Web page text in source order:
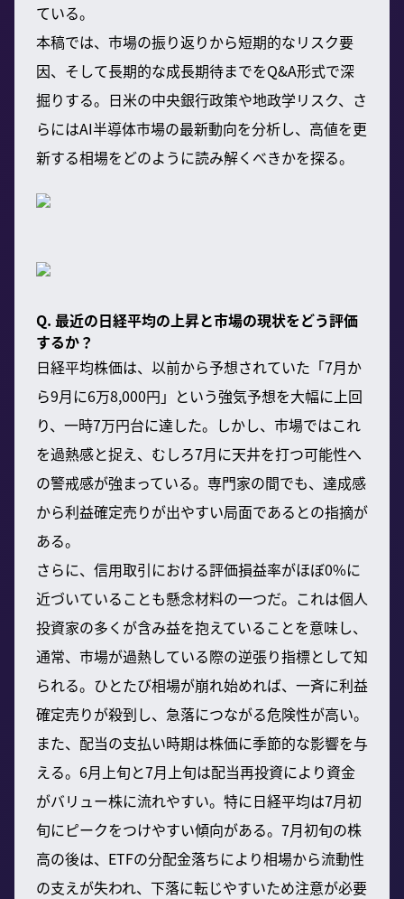
ている。
本稿では、市場の振り返りから短期的なリスク要
因、そして長期的な成長期待までをQ&A形式で深
掘りする。日米の中央銀行政策や地政学リスク、さ
らにはAI半導体市場の最新動向を分析し、高値を更
新する相場をどのように読み解くべきかを探る。
Q. 最近の日経平均の上昇と市場の現状をどう評価
するか？
日経平均株価は、以前から予想されていた「7月か
ら9月に6万8,000円」という強気予想を大幅に上回
り、一時7万円台に達した。しかし、市場ではこれ
を過熱感と捉え、むしろ7月に天井を打つ可能性へ
の警戒感が強まっている。専門家の間でも、達成感
から利益確定売りが出やすい局面であるとの指摘が
ある。
さらに、信用取引における評価損益率がほぼ0%に
近づいていることも懸念材料の一つだ。これは個人
投資家の多くが含み益を抱えていることを意味し、
通常、市場が過熱している際の逆張り指標として知
られる。ひとたび相場が崩れ始めれば、一斉に利益
確定売りが殺到し、急落につながる危険性が高い。
また、配当の支払い時期は株価に季節的な影響を与
える。6月上旬と7月上旬は配当再投資により資金
がバリュー株に流れやすい。特に日経平均は7月初
旬にピークをつけやすい傾向がある。7月初旬の株
高の後は、ETFの分配金落ちにより相場から流動性
の支えが失われ、下落に転じやすいため注意が必要